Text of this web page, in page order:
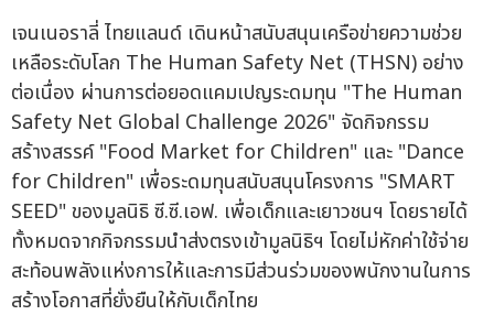
เจนเนอราลี่ ไทยแลนด์ เดินหน้าสนับสนุนเครือข่ายความช่วย
เหลือระดับโลก The Human Safety Net (THSN) อย่าง
ต่อเนื่อง ผ่านการต่อยอดแคมเปญระดมทุน "The Human
Safety Net Global Challenge 2026" จัดกิจกรรม
สร้างสรรค์ "Food Market for Children" และ "Dance
for Children" เพื่อระดมทุนสนับสนุนโครงการ "SMART
SEED" ของมูลนิธิ ซี.ซี.เอฟ. เพื่อเด็กและเยาวชนฯ โดยรายได้
ทั้งหมดจากกิจกรรมนำส่งตรงเข้ามูลนิธิฯ โดยไม่หักค่าใช้จ่าย
สะท้อนพลังแห่งการให้และการมีส่วนร่วมของพนักงานในการ
สร้างโอกาสที่ยั่งยืนให้กับเด็กไทย